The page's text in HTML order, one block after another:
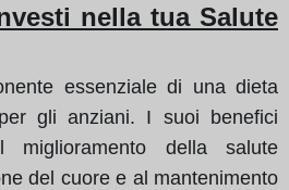
nella tua Salute
essenziale di una dieta
gli anziani. I suoi benefici
miglioramento della salute
del cuore e al mantenimento